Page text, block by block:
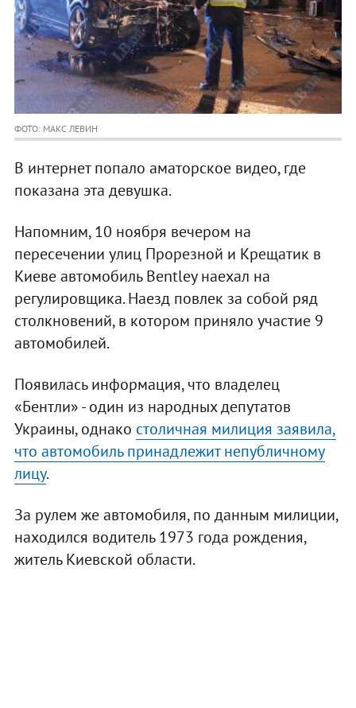
ФОТО: МАКС ЛЕВИН
В интернет попало аматорское видео, где
показана эта девушка.
Напомним, 10 ноября вечером на
пересечении улиц Прорезной и Крещатик в
Киеве автомобиль Bentley наехал на
регулировщика. Наезд повлек за собой ряд
столкновений, в котором приняло участие 9
автомобилей.
Появилась информация, что владелец
«Бентли» - один из народных депутатов
Украины, однако столичная милиция заявила,
что автомобиль принадлежит непубличному
лицу.
За рулем же автомобиля, по данным милиции,
находился водитель 1973 года рождения,
житель Киевской области.